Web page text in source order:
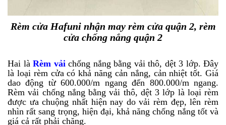
Rèm cửa Hafuni nhận may rèm cửa quận 2, rèm
cửa chống nắng quận 2
Hai là Rèm vải chống nắng bằng vải thô, dệt 3 lớp. Đây
là loại rèm cửa có khả năng cản nắng, cản nhiệt tốt. Giá
dao động từ 600.000/m ngang đến 800.000/m ngang.
Rèm vải chống nắng bằng vải thô, dệt 3 lớp là loại rèm
được ưa chuộng nhất hiện nay do vải rèm đẹp, lên rèm
nhìn rất sang trọng, hiện đại, khả năng chống nắng tốt và
giá cả rất phải chăng.